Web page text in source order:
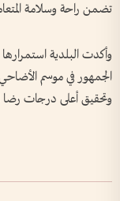
تضمن راحة وسلامة
وأكدت البلدية
الجمهور في موسم
وتحقيق أعلى درجات رضا